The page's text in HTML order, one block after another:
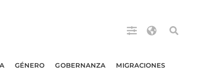
GÉNERO GOBERNANZA MIGRACIONES